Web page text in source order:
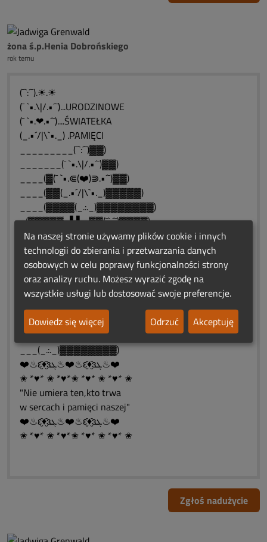
żona ś.p.Henia Dobrońskiego
rok temu
(¯`:´¯).☀.☀
(¯ `•.\|/.•´¯)...URODZINOWE
(¯ `•.❤.•´¯)....ŚWIATEŁKA
(_.•´/|\`•._) .PAMIĘCI
_________(¯`:´¯)▓▓)
_______(¯ `•.\|/.•´¯)▓▓)
____(▓(¯ `•.⋐(❤️)⋑.•´¯)▓▓)
____(▓▓(_.•´/|\`•._)▓▓▓▓▓)
____(▓▓▓▓(_.:._)▓▓▓▓▓▓▓▓)
_(▓▓▓▓▓_▌▌_▓▓(¯`:´¯)▓▓▓▓)
_(▓▓▓▓__▌▌_(¯ `•.\|/.•´¯)▓▓▓)
__(▓▓____▌(¯ `•.⋐(❤️)⋑.•´¯)▓)
___(▓▓___▌▌▓(_.•´/|\`•._)▓)
____(▓___▌▌▓▓ (_.:._)_▓)
___ (¯`:´¯)▌▌▓▓)ԑ̮̑❄️̮̑ɜܓ☘️❤️
__(¯ `•.\|/.•´¯)▓▓)
(¯ `•.⋐(❤️)⋑.•´¯)▓▓)
__(_.•´/|\`•._)▓▓▓▓▓)
___(_.:._)▓▓▓▓▓▓▓▓)
❤️♨ԑ̮̑♦̮̑ɜܓ♨❤️♨ԑ̮̑♦̮̑ɜܓ♨❤️
✬ *♥* ✬ *♥*✬ *♥* ✬ *♥* ✬
"Nie umiera ten,kto trwa
w sercach i pamięci naszej"
❤️♨ԑ̮̑♦̮̑ɜܓ♨❤️♨ԑ̮̑♦̮̑ɜܓ♨❤️
✬ *♥* ✬ *♥*✬ *♥* ✬ *♥* ✬
Zgłoś nadużycie
Na naszej stronie używamy plików cookie i innych
technologii do zbierania i przetwarzania danych
osobowych w celu poprawy funkcjonalności strony
oraz analizy ruchu. Możesz wyrazić zgodę na
wszystkie usługi lub dostosować swoje preferencje.
Dowiedz się więcej
Odrzuć Akceptuję